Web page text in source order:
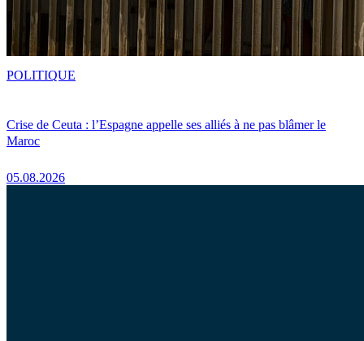
Crise de Ceuta : l’Espagne appelle ses alliés à ne pas blâmer le
Maroc
05.08.2026
POLITIQUE